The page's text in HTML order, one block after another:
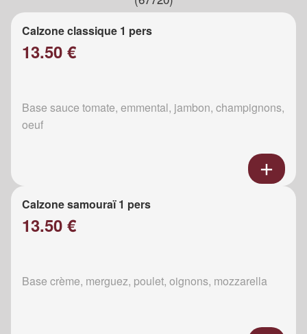
Calzone classique 1 pers
13.50 €
Base sauce tomate, emmental, jambon, champignons,
oeuf
Calzone samouraï 1 pers
13.50 €
Base crème, merguez, poulet, oignons, mozzarella